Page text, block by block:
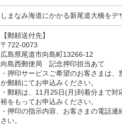
しまなみ海道にかかる新尾道大橋をデ
【郵頼送付先】
〒722-0073
広島県尾道市向島町13266-12
向島西郵便局 記念押印担当あて
・押印サービスご希望のお客さまは
か郵頼にてお申込みください。
・郵頼は、11月25日(月)到着分まで
裕をもってお申込みください。
・押印の指示内容、お客さまの電話
さい。